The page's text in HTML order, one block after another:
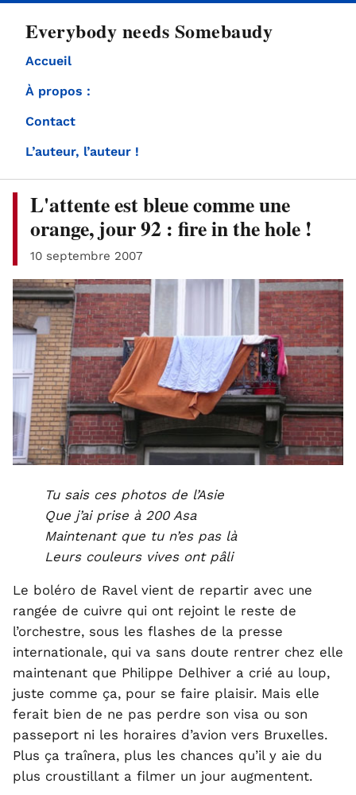
Everybody needs Somebaudy
Accueil
À propos :
Contact
L’auteur, l’auteur !
L'attente est bleue comme une
orange, jour 92 : fire in the hole !
10 septembre 2007
Tu sais ces photos de l’Asie
Que j’ai prise à 200 Asa
Maintenant que tu n’es pas là
Leurs couleurs vives ont pâli
Le boléro de Ravel vient de repartir avec une
rangée de cuivre qui ont rejoint le reste de
l’orchestre, sous les flashes de la presse
internationale, qui va sans doute rentrer chez elle
maintenant que Philippe Delhiver a crié au loup,
juste comme ça, pour se faire plaisir. Mais elle
ferait bien de ne pas perdre son visa ou son
passeport ni les horaires d’avion vers Bruxelles.
Plus ça traînera, plus les chances qu’il y aie du
plus croustillant a filmer un jour augmentent.